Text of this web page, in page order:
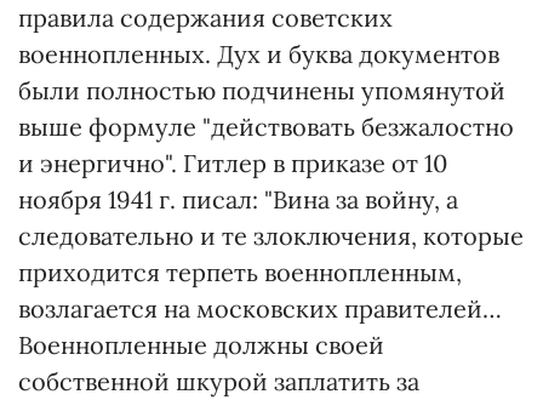
правила содержания советских
военнопленных. Дух и буква документов
были полностью подчинены упомянутой
выше формуле "действовать безжалостно
и энергично". Гитлер в приказе от 10
ноября 1941 г. писал: "Вина за войну, а
следовательно и те злоключения, которые
приходится терпеть военнопленным,
возлагается на московских правителей…
Военнопленные должны своей
собственной шкурой заплатить за